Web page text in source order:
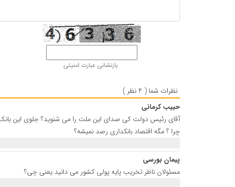
بازنشانی عبارت امنیتی
نظرات شما ( 4 نظر )
حبیب کرمانی
آقای رئیس دولت کی صدای این ملت را می شنوید؟ جلوی این بانک
چرا ؟ مگه اقتصاد بانکداری رصد نمیشه؟
پیمان بورسی
مسئولان ناظر تخریب پایه پولی کشور می دانید یعنی چی؟